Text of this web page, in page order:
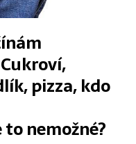
pizza, kdo
nemožné?